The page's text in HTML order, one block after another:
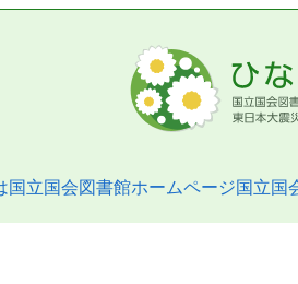
国立国会図書館ホームページ国立国